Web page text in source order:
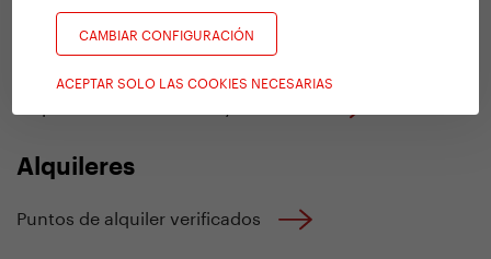
CAMBIAR CONFIGURACIÓN
ACEPTAR SOLO LAS COOKIES NECESARIAS
Distribuidores
Alquileres
Puntos de alquiler verificados